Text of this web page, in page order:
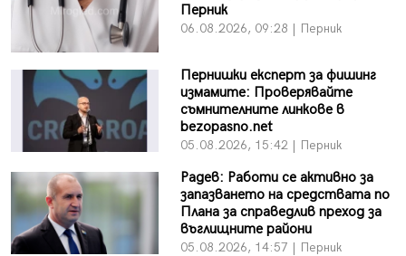
Перник
06.08.2026, 09:28 | Перник
Пернишки експерт за фишинг
измамите: Проверявайте
съмнителните линкове в
bezopasno.net
05.08.2026, 15:42 | Перник
Радев: Работи се активно за
запазването на средствата по
Плана за справедлив преход за
въглищните райони
05.08.2026, 14:57 | Перник